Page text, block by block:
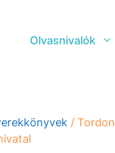
Olvasnivalók
/ Tordon